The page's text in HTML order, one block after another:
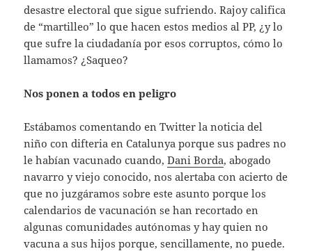
desastre electoral que sigue sufriendo. Rajoy califica
de “martilleo” lo que hacen estos medios al PP, ¿y lo
que sufre la ciudadanía por esos corruptos, cómo lo
llamamos? ¿Saqueo?
Nos ponen a todos en peligro
Estábamos comentando en Twitter la noticia del
niño con difteria en Catalunya porque sus padres no
le habían vacunado cuando,Dani Borda, abogado
navarro y viejo conocido, nos alertaba con acierto de
que no juzgáramos sobre este asunto porque los
calendarios de vacunación se han recortado en
algunas comunidades autónomas y hay quien no
vacuna a sus hijos porque, sencillamente, no puede.